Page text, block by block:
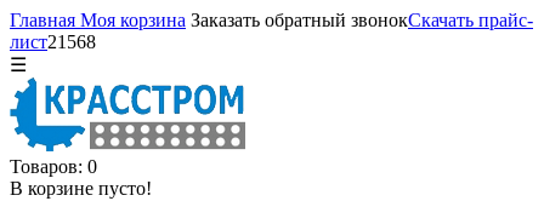
Главная Моя корзина Заказать обратный звонокСкачать прайс-
лист21568
☰
Товаров: 0
В корзине пусто!